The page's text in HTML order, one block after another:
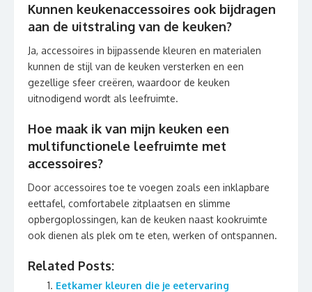
Kunnen keukenaccessoires ook bijdragen
aan de uitstraling van de keuken?
Ja, accessoires in bijpassende kleuren en materialen
kunnen de stijl van de keuken versterken en een
gezellige sfeer creëren, waardoor de keuken
uitnodigend wordt als leefruimte.
Hoe maak ik van mijn keuken een
multifunctionele leefruimte met
accessoires?
Door accessoires toe te voegen zoals een inklapbare
eettafel, comfortabele zitplaatsen en slimme
opbergoplossingen, kan de keuken naast kookruimte
ook dienen als plek om te eten, werken of ontspannen.
Related Posts:
Eetkamer kleuren die je eetervaring